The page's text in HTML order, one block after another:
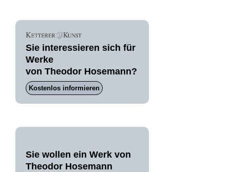
Sie interessieren sich für
Werke
von Theodor Hosemann?
Kostenlos informieren
Sie wollen ein Werk von
Theodor Hosemann